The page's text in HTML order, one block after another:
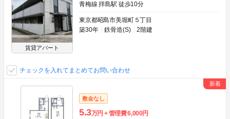
賃貸アパート
青梅線 拝島駅 徒歩10分
東京都昭島市美堀町５丁目
築30年
鉄骨造(S) 2階建
チェックを入れてまとめてお問い合わせ
敷金なし
5.3万円 管理費6,000円